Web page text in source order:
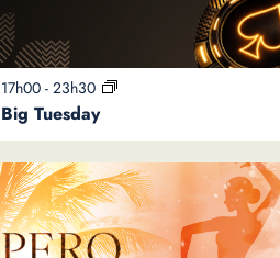
Big Tuesday
17h00 - 23h30